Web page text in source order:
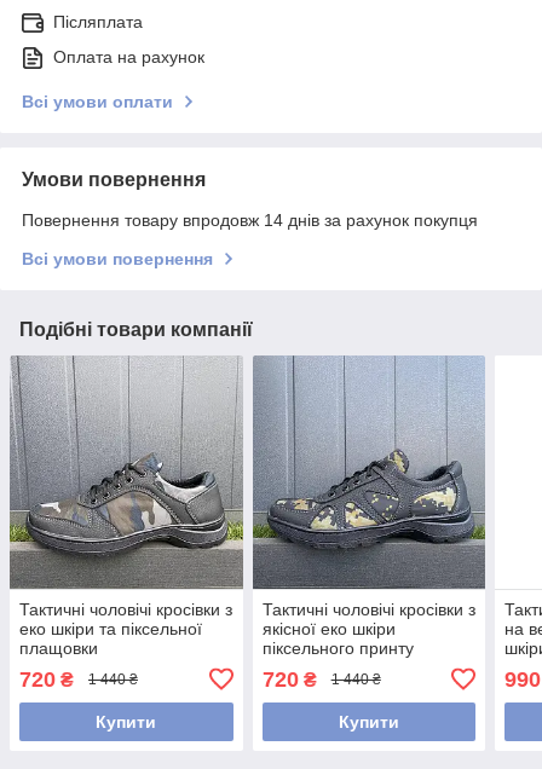
Післяплата
Оплата на рахунок
Всі умови оплати
Умови повернення
Повернення товару впродовж 14 днів за рахунок покупця
Всі умови повернення
Подібні товари компанії
Тактичні чоловічі кросівки з
еко шкіри та піксельної
плащовки
720 ₴ 1 440 ₴
Купити
Тактичні чоловічі кросівки з
якісної еко шкіри
піксельного принту
720₴ 1 440 ₴
Купити
на
990